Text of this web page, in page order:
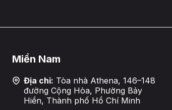
Miền Nam
Địa chỉ: Tòa nhà Athena, 146–148
đường Cộng Hòa, Phường Bảy
Hiền, Thành phố Hồ Chí Minh